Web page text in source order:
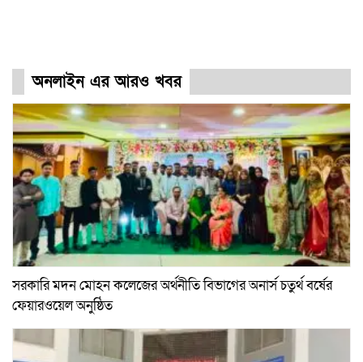
অনলাইন এর আরও খবর
সরকারি মদন মোহন কলেজের অর্থনীতি বিভাগের অনার্স চতুর্থ বর্ষের
ফেয়ারওয়েল অনুষ্ঠিত